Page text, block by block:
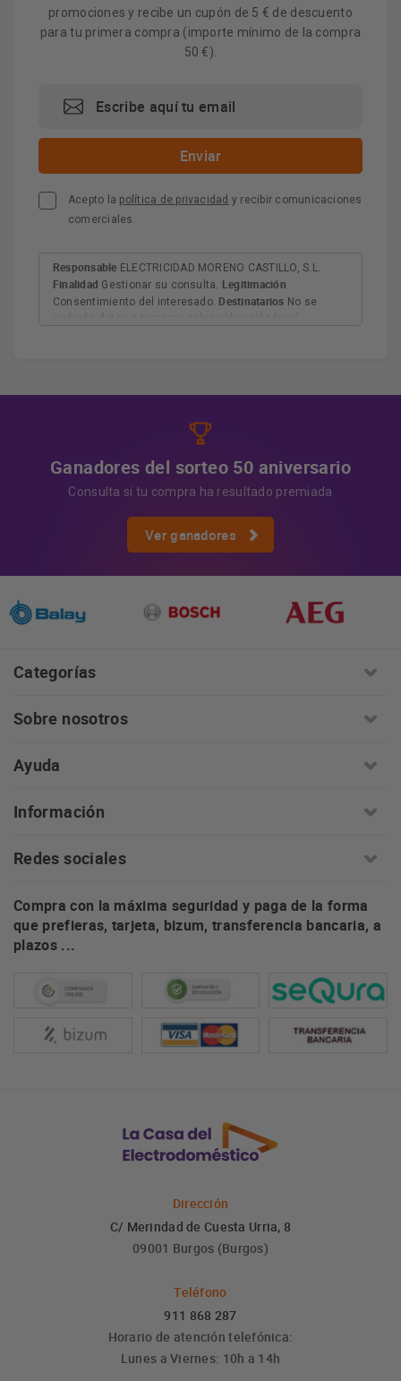
promociones y recibe un cupón de 5 € de descuento
para tu primera compra (importe mínimo de la compra
50 €).
Acepto la política de privacidad y recibir comunicaciones
comerciales
Responsable ELECTRICIDAD MORENO CASTILLO, S.L.
Finalidad Gestionar su consulta. Legitimación
Consentimiento del interesado. Destinatarios No se
Ganadores del sorteo 50 aniversario
Consulta si tu compra ha resultado premiada
Ver ganadores
Categorías
Sobre nosotros
Ayuda
Información
Redes sociales
Compra con la máxima seguridad y paga de la forma
que prefieras, tarjeta, bizum, transferencia bancaria, a
plazos ...
Dirección
C/ Merindad de Cuesta Urria, 8
09001 Burgos (Burgos)
Teléfono
911 868 287
Horario de atención telefónica:
Lunes a Viernes: 10h a 14h